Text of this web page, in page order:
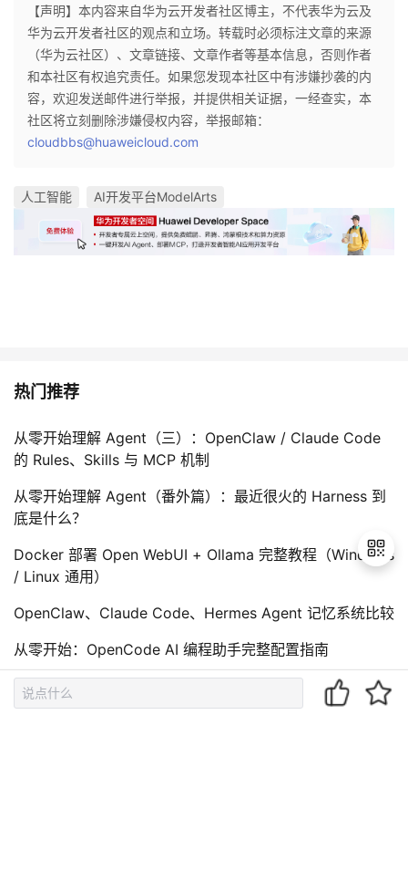
【声明】本内容来自华为云开发者社区博主，不代表华为云及
华为云开发者社区的观点和立场。转载时必须标注文章的来源
（华为云社区）、文章链接、文章作者等基本信息，否则作者
和本社区有权追究责任。如果您发现本社区中有涉嫌抄袭的内
容，欢迎发送邮件进行举报，并提供相关证据，一经查实，本
社区将立刻删除涉嫌侵权内容，举报邮箱：
cloudbbs@huaweicloud.com
人工智能 AI开发平台ModelArts
热门推荐
从零开始理解 Agent（三）：OpenClaw / Claude Code
的 Rules、Skills 与 MCP 机制
从零开始理解 Agent（番外篇）：最近很火的 Harness 到
底是什么？
Docker 部署 Open WebUI + Ollama 完整教程（Windows
/ Linux 通用）
OpenClaw、Claude Code、Hermes Agent 记忆系统比较
从零开始：OpenCode AI 编程助手完整配置指南